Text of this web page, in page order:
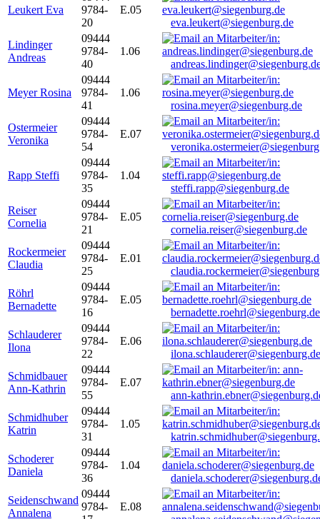
Leukert Eva
9784-
20
E.05
eva.leukert@siegenburg.de
Lindinger
Andreas
09444
9784-
40
1.06
Meyer Rosina
09444
9784-
41
1.06
rosina.meyer@siegenburg.de
Ostermeier
Veronika
09444
9784-
54
E.07
Rapp Steffi
09444
9784-
35
1.04
steffi.rapp@siegenburg.de
Reiser
Cornelia
09444
9784-
21
E.05
cornelia.reiser@siegenburg.de
Rockermeier
Claudia
09444
9784-
25
E.01
Röhrl
Bernadette
09444
9784-
16
E.05
bernadette.roehrl@siegenburg.de
Schlauderer
Ilona
09444
9784-
22
E.06
ilona.schlauderer@siegenburg.de
Schmidbauer
Ann-Kathrin
09444
9784-
55
E.07
ann-
Schmidhuber
Katrin
09444
9784-
31
1.05
Schoderer
Daniela
09444
9784-
36
1.04
Seidenschwand
Annalena
09444
9784-
E.08